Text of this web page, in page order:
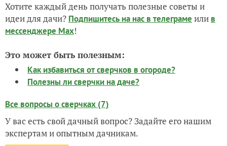
Хотите каждый день получать полезные советы и
идеи для дачи? Подпишитесь на нас в телеграме или в
мессенджере Max!
Это может быть полезным:
Как избавиться от сверчков в огороде?
Полезны ли сверчки на даче?
Все вопросы о сверчках (7)
У вас есть свой дачный вопрос? Задайте его нашим
экспертам и опытным дачникам.